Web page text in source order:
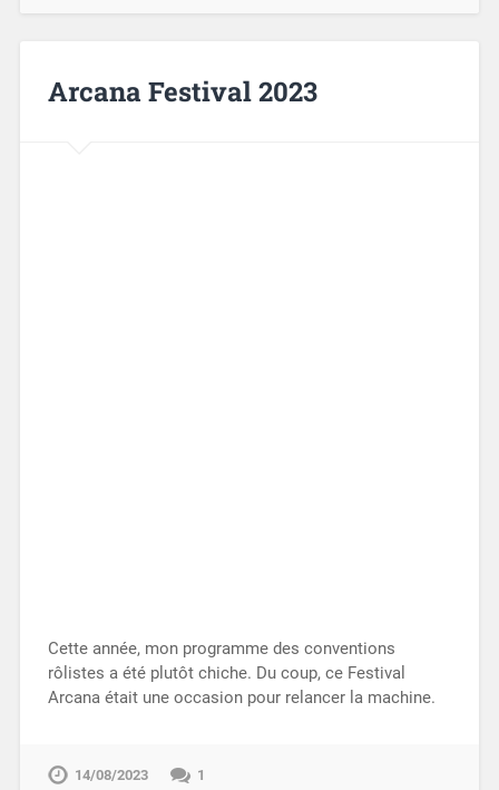
Arcana Festival 2023
Cette année, mon programme des conventions
rôlistes a été plutôt chiche. Du coup, ce Festival
Arcana était une occasion pour relancer la machine.
14/08/2023 1